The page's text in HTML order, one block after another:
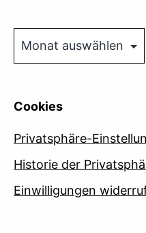
Cookies
Privatsphäre-
Historie der
Einwilligungen